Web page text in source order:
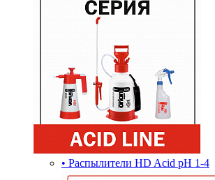
• Распылители HD Acid pH 1-4